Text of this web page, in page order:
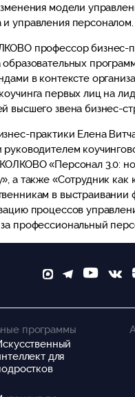
модели
управления персоналом.
профессор бизнес-
в контексте
первых лиц на
высшего звена бизнес-
практики Елена
руководителем
«Персонал 3.0:
а также «Сотрудник
в выстраивании
процессов
профессиональный
программы
для